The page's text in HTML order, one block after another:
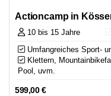
Actioncamp in
10 bis 15 Jahre
Umfangreiches Sport-
Klettern,
Pool, uvm.
599,00€